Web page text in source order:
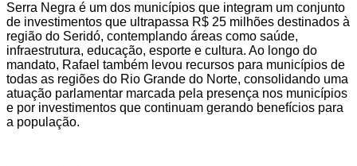
Serra Negra é um dos municípios que integram um conjunto
de investimentos que ultrapassa R$ 25 milhões destinados à
região do Seridó, contemplando áreas como saúde,
infraestrutura, educação, esporte e cultura. Ao longo do
mandato, Rafael também levou recursos para municípios de
todas as regiões do Rio Grande do Norte, consolidando uma
atuação parlamentar marcada pela presença nos municípios
e por investimentos que continuam gerando benefícios para
a população.